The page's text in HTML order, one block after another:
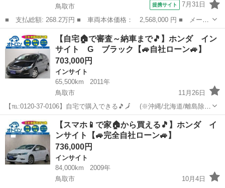
鳥取市
提携サイト 7月31日
■ 支払総額: 268.2万円 ■ 車両本体価格： 2,568,000 円 ■ メーカ
ー名： ホンダ ■ 車種名： インサイト ■ グレード名： ＥＸ・
ブラックスタイル 認定中古車１年保証付 ＶＸＵ－２１７ＳＧｉ
ＥＴＣ２...
鳥取市 インサイト
【自宅🏠で審査～納車まで🎵】ホンダ イン
サイト G ブラック【🚙自社ローン🚙】
703,000円
インサイト
65,500km
2011年
鳥取市
11月26日
【℡:0120-37-0106】自宅で購入できる🎵🗾 (※沖縄/北海道/離島除
く) 今回のお車の詳細はこちらから↓仮審査もできます◎
https://www.otoron.jp/lists/detail?carn...
鳥取 鳥取市 インサイト オトロン
【スマホ📱で家🏠から買える🎵】ホンダ イ
ンサイト【🚙完全自社ローン🚙】
736,000円
インサイト
84,000km
2009年
鳥取市
10月4日